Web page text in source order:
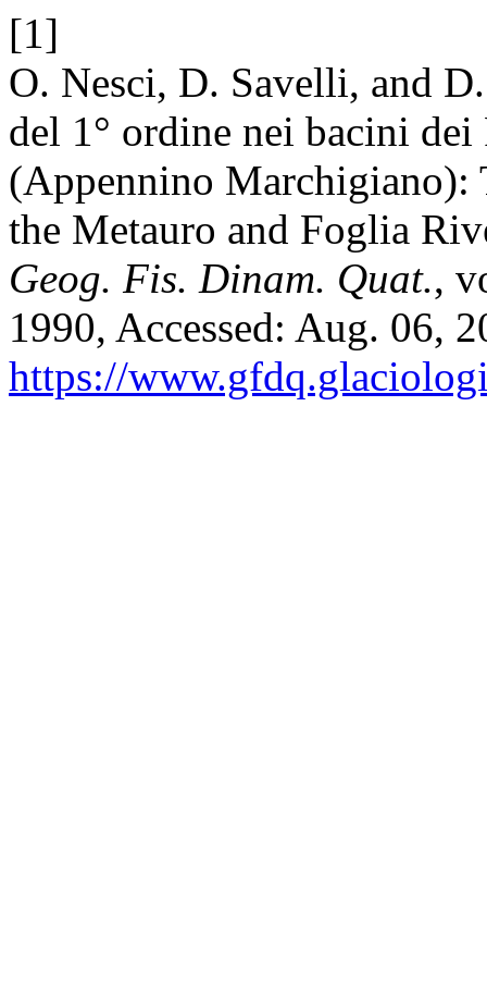
[1]
O. Nesci, D. Savelli, and
del 1° ordine nei bacini
(Appennino Marchigiano):
the Metauro and Foglia
Geog. Fis. Dinam. Quat.,
1990, Accessed: Aug. 06,
https://